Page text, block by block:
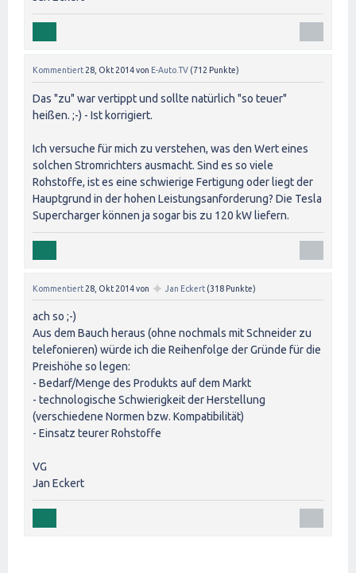
Kommentiert 28, Okt 2014von E-Auto.TV (712 Punkte)
Das "zu" war vertippt und sollte natürlich "so teuer"
heißen. ;-) - Ist korrigiert.
Ich versuche für mich zu verstehen, was den Wert eines
solchen Stromrichters ausmacht. Sind es so viele
Rohstoffe, ist es eine schwierige Fertigung oder liegt der
Hauptgrund in der hohen Leistungsanforderung? Die Tesla
Supercharger können ja sogar bis zu 120 kW liefern.
Kommentiert 28, Okt 2014von ✦ Jan Eckert (318 Punkte)
ach so ;-)
Aus dem Bauch heraus (ohne nochmals mit Schneider zu
telefonieren) würde ich die Reihenfolge der Gründe für die
Preishöhe so legen:
- Bedarf/Menge des Produkts auf dem Markt
- technologische Schwierigkeit der Herstellung
(verschiedene Normen bzw. Kompatibilität)
- Einsatz teurer Rohstoffe
VG
Jan Eckert